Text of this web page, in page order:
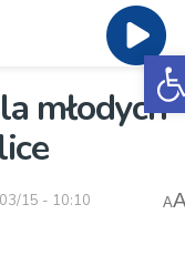
młodych
15 - 10:10 A